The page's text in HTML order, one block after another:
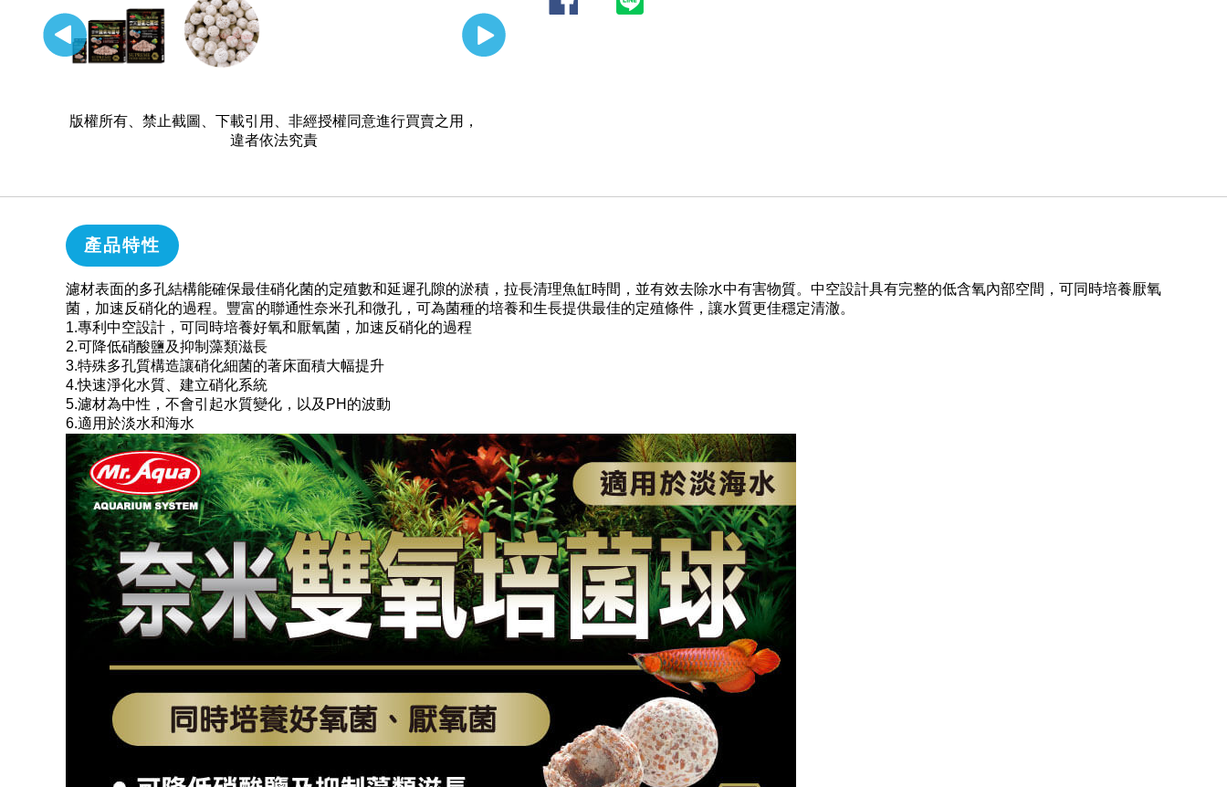
版權所有、禁止截圖、下載引用、非經授權同意進行買賣之用，
違者依法究責
產品特性
濾材表面的多孔結構能確保最佳硝化菌的定殖數和延遲孔隙的淤積，拉長清理魚缸時間，並有效去除水中有害物質。中空設計具有完整的低含氧內部空間，可同時培養厭氧
菌，加速反硝化的過程。豐富的聯通性奈米孔和微孔，可為菌種的培養和生長提供最佳的定殖條件，讓水質更佳穩定清澈。
1.專利中空設計，可同時培養好氧和厭氧菌，加速反硝化的過程
2.可降低硝酸鹽及抑制藻類滋長
3.特殊多孔質構造讓硝化細菌的著床面積大幅提升
4.快速淨化水質、建立硝化系統
5.濾材為中性，不會引起水質變化，以及PH的波動
6.適用於淡水和海水